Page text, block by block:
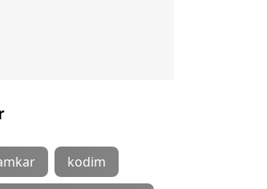
kodim